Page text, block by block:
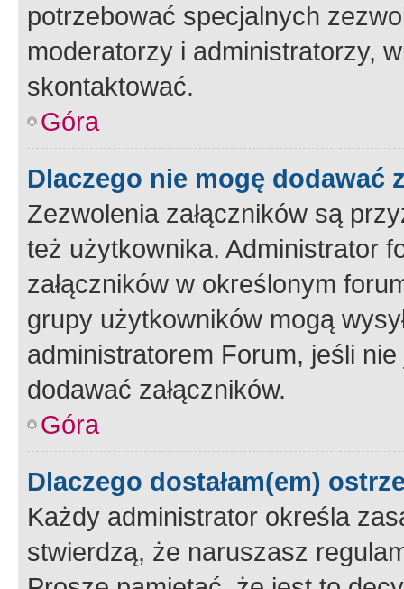
potrzebować specjalnych
moderatorzy i administratorzy,
skontaktować.
Góra
Dlaczego nie mogę dodawać
Zezwolenia załączników są
też użytkownika. Administrator
załączników w określonym
grupy użytkowników mogą
administratorem Forum, jeśli
dodawać załączników.
Góra
Dlaczego dostałam(em)
Każdy administrator określa
stwierdzą, że naruszasz